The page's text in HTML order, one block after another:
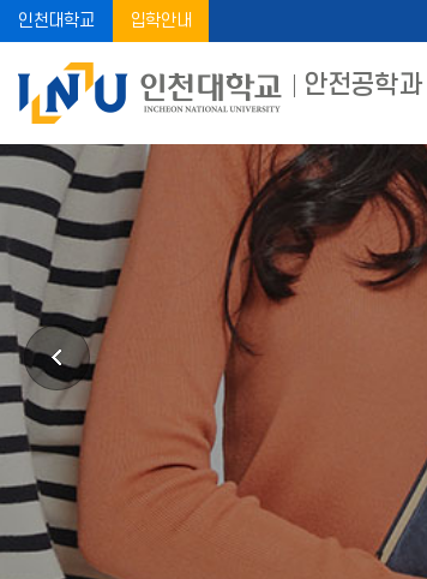
인천대학교 입학안내
안전공학과